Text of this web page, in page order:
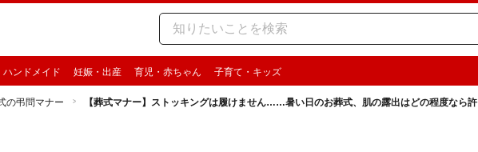
ハンドメイド 妊娠・出産 育児・赤ちゃん 子育て・キッズ
の弔問マナー 【葬式マナー】ストッキングは履けません……暑い日のお葬式、肌の露出はどの程度なら許